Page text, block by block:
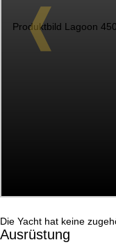
❰
Die Yacht hat keine
Ausrüstung